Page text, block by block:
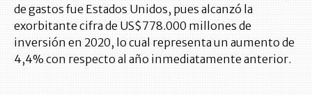
de gastos fue Estados Unidos, pues alcanzó la
exorbitante cifra de US$778.000 millones de
inversión en 2020, lo cual representa un aumento de
4,4% con respecto al año inmediatamente anterior.